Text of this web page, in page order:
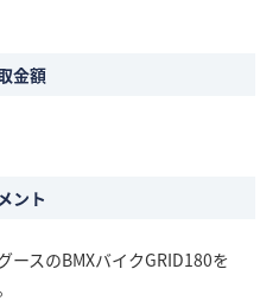
金額
ント
ースのBMXバイクGRID180を